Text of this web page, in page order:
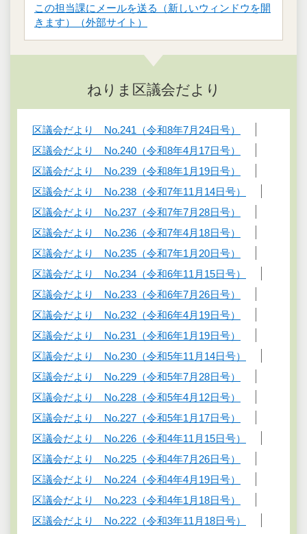
この担当課にメールを送る（新しいウィンドウを開
きます）（外部サイト）
ねりま区議会だより
区議会だより No.241（令和8年7月24日号）
区議会だより No.240（令和8年4月17日号）
区議会だより No.239（令和8年1月19日号）
区議会だより No.238（令和7年11月14日号）
区議会だより No.237（令和7年7月28日号）
区議会だより No.236（令和7年4月18日号）
区議会だより No.235（令和7年1月20日号）
区議会だより No.234（令和6年11月15日号）
区議会だより No.233（令和6年7月26日号）
区議会だより No.232（令和6年4月19日号）
区議会だより No.231（令和6年1月19日号）
区議会だより No.230（令和5年11月14日号）
区議会だより No.229（令和5年7月28日号）
区議会だより No.228（令和5年4月12日号）
区議会だより No.227（令和5年1月17日号）
区議会だより No.226（令和4年11月15日号）
区議会だより No.225（令和4年7月26日号）
区議会だより No.224（令和4年4月19日号）
区議会だより No.223（令和4年1月18日号）
区議会だより No.222（令和3年11月18日号）